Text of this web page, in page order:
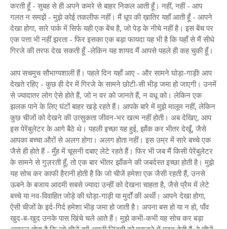
करती हूँ - सुबह से ही अपने कमरे से बाहर निकल आती हूँ। नहीं, नहीं - आप
गलत न समझें - मुझे कोई तकलीफ नहीं। मैं धूप की ख़ातिर यहाँ आती हूँ - आपने
देखा होगा, सारे पार्क में सिर्फ यही एक बेंच है, जो पेड़ के नीचे नहीं है। इस बेंच पर
एक पत्ता भी नहीं झरता - फिर इसका एक बड़ा फायदा यह भी है कि यहाँ से मैं सीधे
गिरजे की तरफ देख सकती हूँ -लेकिन यह शायद मैं आपसे पहले ही कह चुकी हूँ।
आप सचमुच सौभाग्यशाली हैं। पहले दिन यहाँ आए - और सामने घोड़ा-गाड़ी! आप
देखते रहिए - कुछ ही देर में गिरजे के सामने छोटी-सी भीड़ जमा हो जाएगी। उनमें
से ज्यादातर लोग ऐसे होते हैं, जो न वर को जानते हैं, न वधू को। लेकिन एक
झलक पाने के लिए घंटों बाहर खड़े रहते हैं। आपके बारे में मुझे मालूम नहीं, लेकिन
कुछ चीजों को देखने की उत्सुकता जीवन-भर खत्म नहीं होती। अब देखिए, आप
इस पेरेंबुलेटर के आगे बैठे थे। पहली इच्छा यह हुई, झाँक कर भीतर देखूँ, जैसे
आपका बच्चा औरों से अलग होगा। अलग होता नहीं। इस उम्र में सारे बच्चे एक
जैसे ही होते हैं - मुँह में चूसनी दबाए लेटे रहते हैं। फिर भी जब मैं किसी पेरेंबुलेटर
के सामने से गुज़रती हूँ, तो एक बार भीतर झाँकने की जबर्दस्त इच्छा होती है। मुझे
यह सोच कर काफी हैरानी होती है कि जो चीजें हमेशा एक जैसी रहती हैं, उनसे
ऊबने के बजाय आदमी सबसे ज्यादा उन्हीं को देखना चाहता है, जैसे प्रैम में लेटे
बच्चे या नव-विवाहित जोड़े की घोड़ा-गाड़ी या मुर्दों की अर्थी। आपने देखा होगा,
ऐसी चीजों के इर्द-गिर्द हमेशा भीड़ जमा हो जाती है। अपना बस हो या न हो, पाँव
खुद-ब-खुद उनके पास खिंचे चले आते हैं। मुझे कभी-कभी यह सोच कर बड़ा